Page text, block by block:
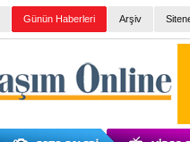
Günün Haberleri Arşiv